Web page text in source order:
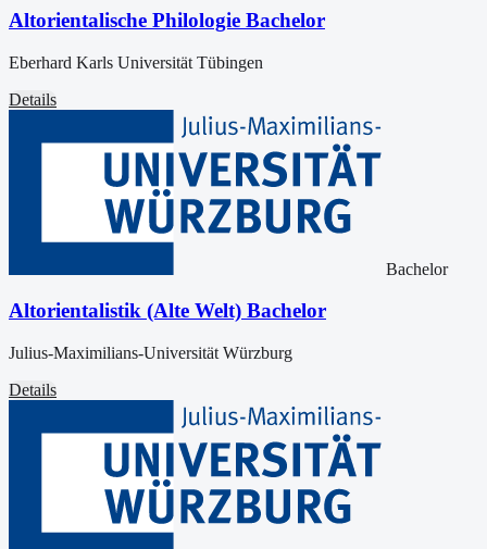
Altorientalische Philologie Bachelor
Eberhard Karls Universität Tübingen
Details
Bachelor
Altorientalistik (Alte Welt) Bachelor
Julius-Maximilians-Universität Würzburg
Details